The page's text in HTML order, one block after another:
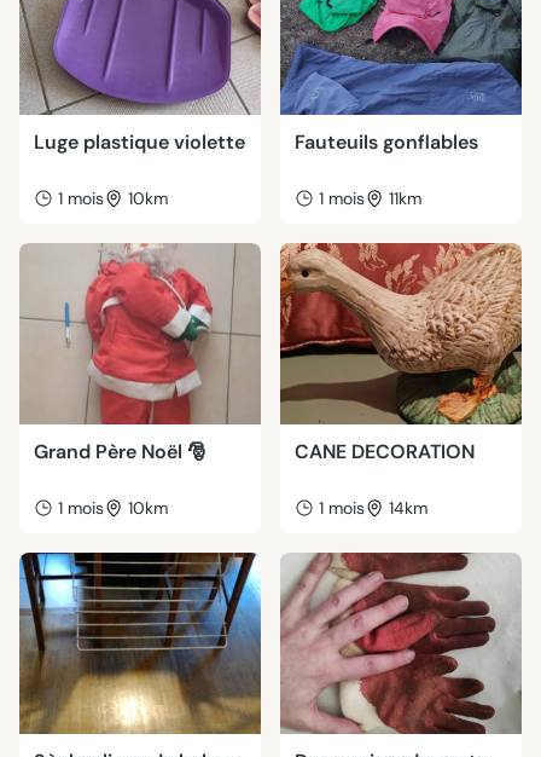
Luge plastique violette
1 mois 10km
Fauteuils gonflables
1 mois 11km
Grand Père Noël 🎅
1 mois 10km
CANE DECORATION
1 mois 14km